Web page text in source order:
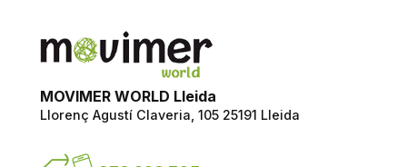
MOVIMER WORLD Lleida
Llorenç Agustí Claveria, 105 25191 Lleida